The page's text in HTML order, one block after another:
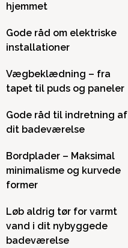
hjemmet
Gode råd om elektriske
installationer
Vægbeklædning – fra
tapet til puds og paneler
Gode råd til indretning af
dit badeværelse
Bordplader – Maksimal
minimalisme og kurvede
former
Løb aldrig tør for varmt
vand i dit nybyggede
badeværelse